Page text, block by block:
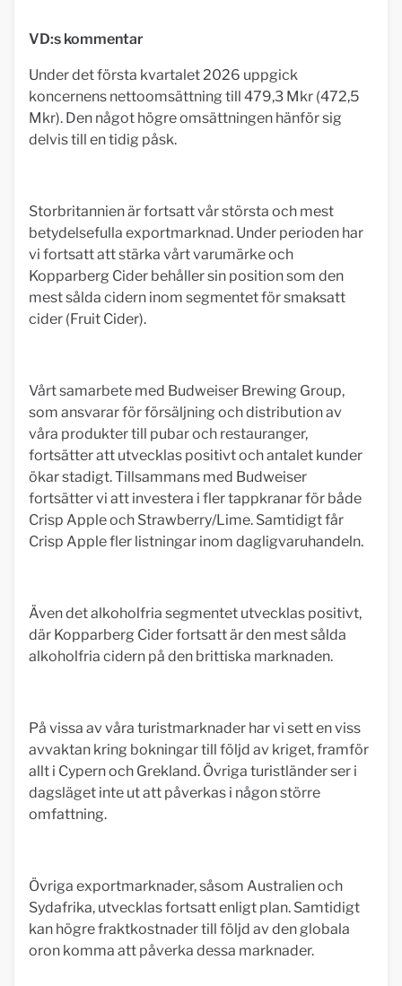
VD:s kommentar
Under det första kvartalet 2026 uppgick
koncernens nettoomsättning till 479,3 Mkr (472,5
Mkr). Den något högre omsättningen hänför sig
delvis till en tidig påsk.
Storbritannien är fortsatt vår största och mest
betydelsefulla exportmarknad. Under perioden har
vi fortsatt att stärka vårt varumärke och
Kopparberg Cider behåller sin position som den
mest sålda cidern inom segmentet för smaksatt
cider (Fruit Cider).
Vårt samarbete med Budweiser Brewing Group,
som ansvarar för försäljning och distribution av
våra produkter till pubar och restauranger,
fortsätter att utvecklas positivt och antalet kunder
ökar stadigt. Tillsammans med Budweiser
fortsätter vi att investera i fler tappkranar för både
Crisp Apple och Strawberry/Lime. Samtidigt får
Crisp Apple fler listningar inom dagligvaruhandeln.
Även det alkoholfria segmentet utvecklas positivt,
där Kopparberg Cider fortsatt är den mest sålda
alkoholfria cidern på den brittiska marknaden.
På vissa av våra turistmarknader har vi sett en viss
avvaktan kring bokningar till följd av kriget, framför
allt i Cypern och Grekland. Övriga turistländer ser i
dagsläget inte ut att påverkas i någon större
omfattning.
Övriga exportmarknader, såsom Australien och
Sydafrika, utvecklas fortsatt enligt plan. Samtidigt
kan högre fraktkostnader till följd av den globala
oron komma att påverka dessa marknader.